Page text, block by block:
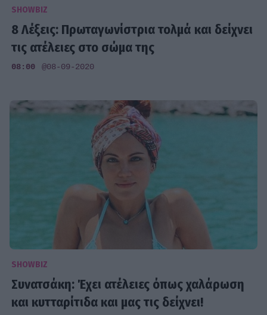
SHOWBIZ
8 Λέξεις: Πρωταγωνίστρια τολμά και δείχνει
τις ατέλειες στο σώμα της
08:00 @08-09-2020
SHOWBIZ
Συνατσάκη: Έχει ατέλειες όπως χαλάρωση
και κυτταρίτιδα και μας τις δείχνει!